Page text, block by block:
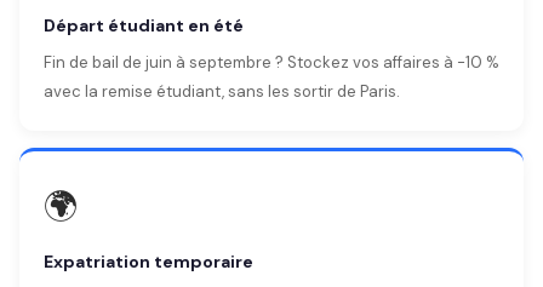
Départ étudiant en été
Fin de bail de juin à septembre ? Stockez vos affaires à -10 %
avec la remise étudiant, sans les sortir de Paris.
🌍
Expatriation temporaire